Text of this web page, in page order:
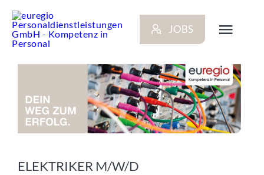
Inhalt
springen
JOBS
BEWERBER
ELEKTRIKER M/W/D